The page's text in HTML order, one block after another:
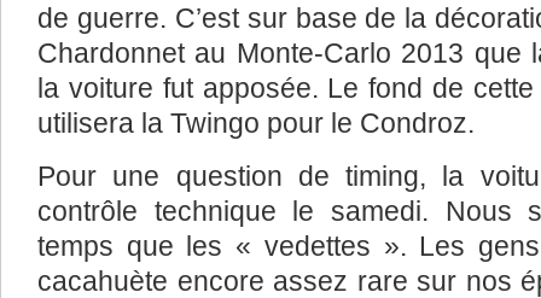
de guerre. C’est sur base de la
Chardonnet au Monte-Carlo 2013 que
la voiture fut apposée. Le fond de
utilisera la Twingo pour le Condroz.
Pour une question de timing, la
contrôle technique le samedi. Nous
temps que les « vedettes ». Les
cacahuète encore assez rare sur nos